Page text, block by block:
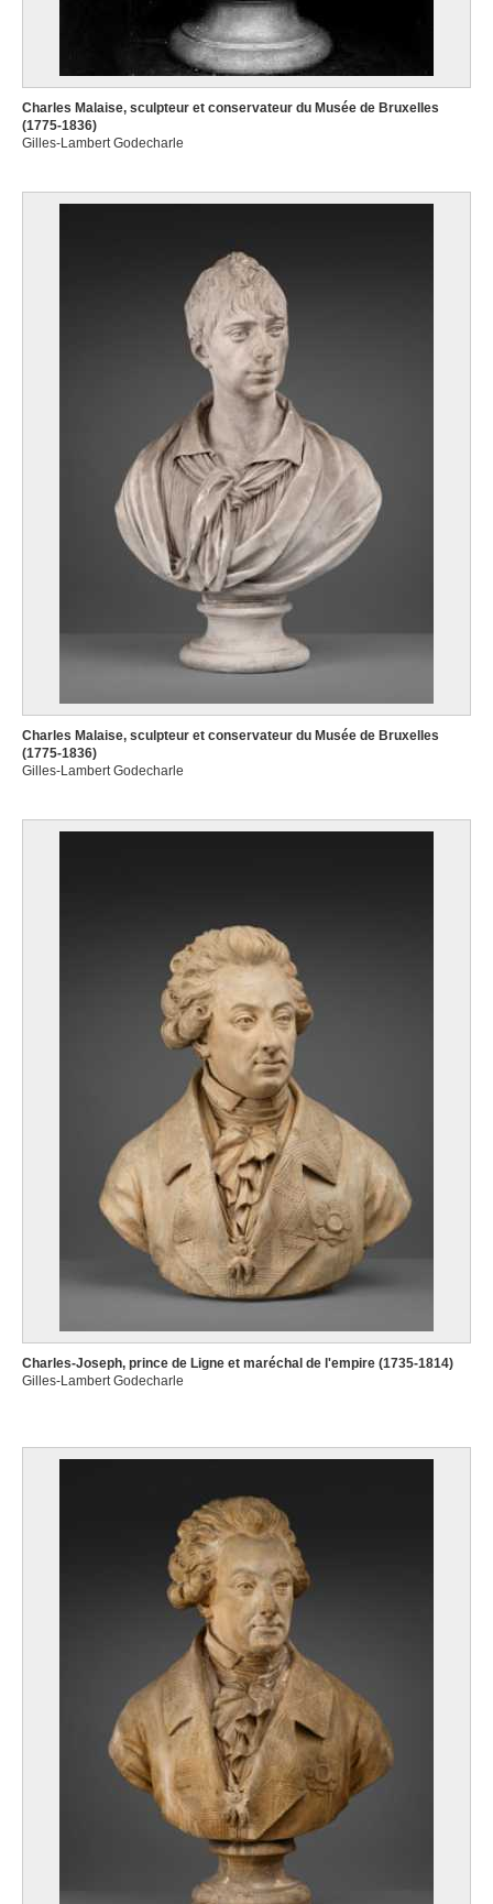
Charles Malaise, sculpteur et conservateur du Musée de Bruxelles
(1775-1836)
Gilles-Lambert Godecharle
Charles Malaise, sculpteur et conservateur du Musée de Bruxelles
(1775-1836)
Gilles-Lambert Godecharle
Charles-Joseph, prince de Ligne et maréchal de l'empire (1735-1814)
Gilles-Lambert Godecharle